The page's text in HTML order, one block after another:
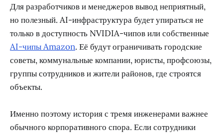
Для разработчиков и менеджеров вывод неприятный,
но полезный. AI-инфраструктура будет упираться не
только в доступность NVIDIA-чипов или собственные
AI-чипы Amazon. Её будут ограничивать городские
советы, коммунальные компании, юристы, профсоюзы,
группы сотрудников и жители районов, где строятся
объекты.
Именно поэтому история с тремя инженерами важнее
обычного корпоративного спора. Если сотрудники